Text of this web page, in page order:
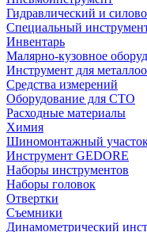
Гидравлический и
Специальный
Инвентарь
Малярно-кузовное
Инструмент для
Средства измерений
Оборудование для СТО
Расходные материалы
Химия
Шиномонтажный
Инструмент GEDORE
Наборы инструментов
Наборы головок
Отвертки
Съемники
Динамометрический